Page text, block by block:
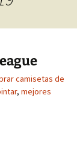
camisetas de
, mejores